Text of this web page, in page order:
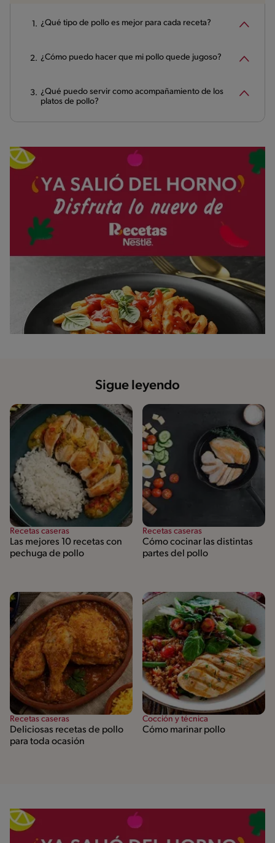
¿Qué tipo de pollo es mejor para cada receta?
¿Cómo puedo hacer que mi pollo quede jugoso?
¿Qué puedo servir como acompañamiento de los
platos de pollo?
Sigue leyendo
Recetas caseras
Las mejores 10 recetas con
pechuga de pollo
Recetas caseras
Cómo cocinar las distintas
partes del pollo
Recetas caseras
Deliciosas recetas de pollo
para toda ocasión
Cocción y técnica
Cómo marinar pollo